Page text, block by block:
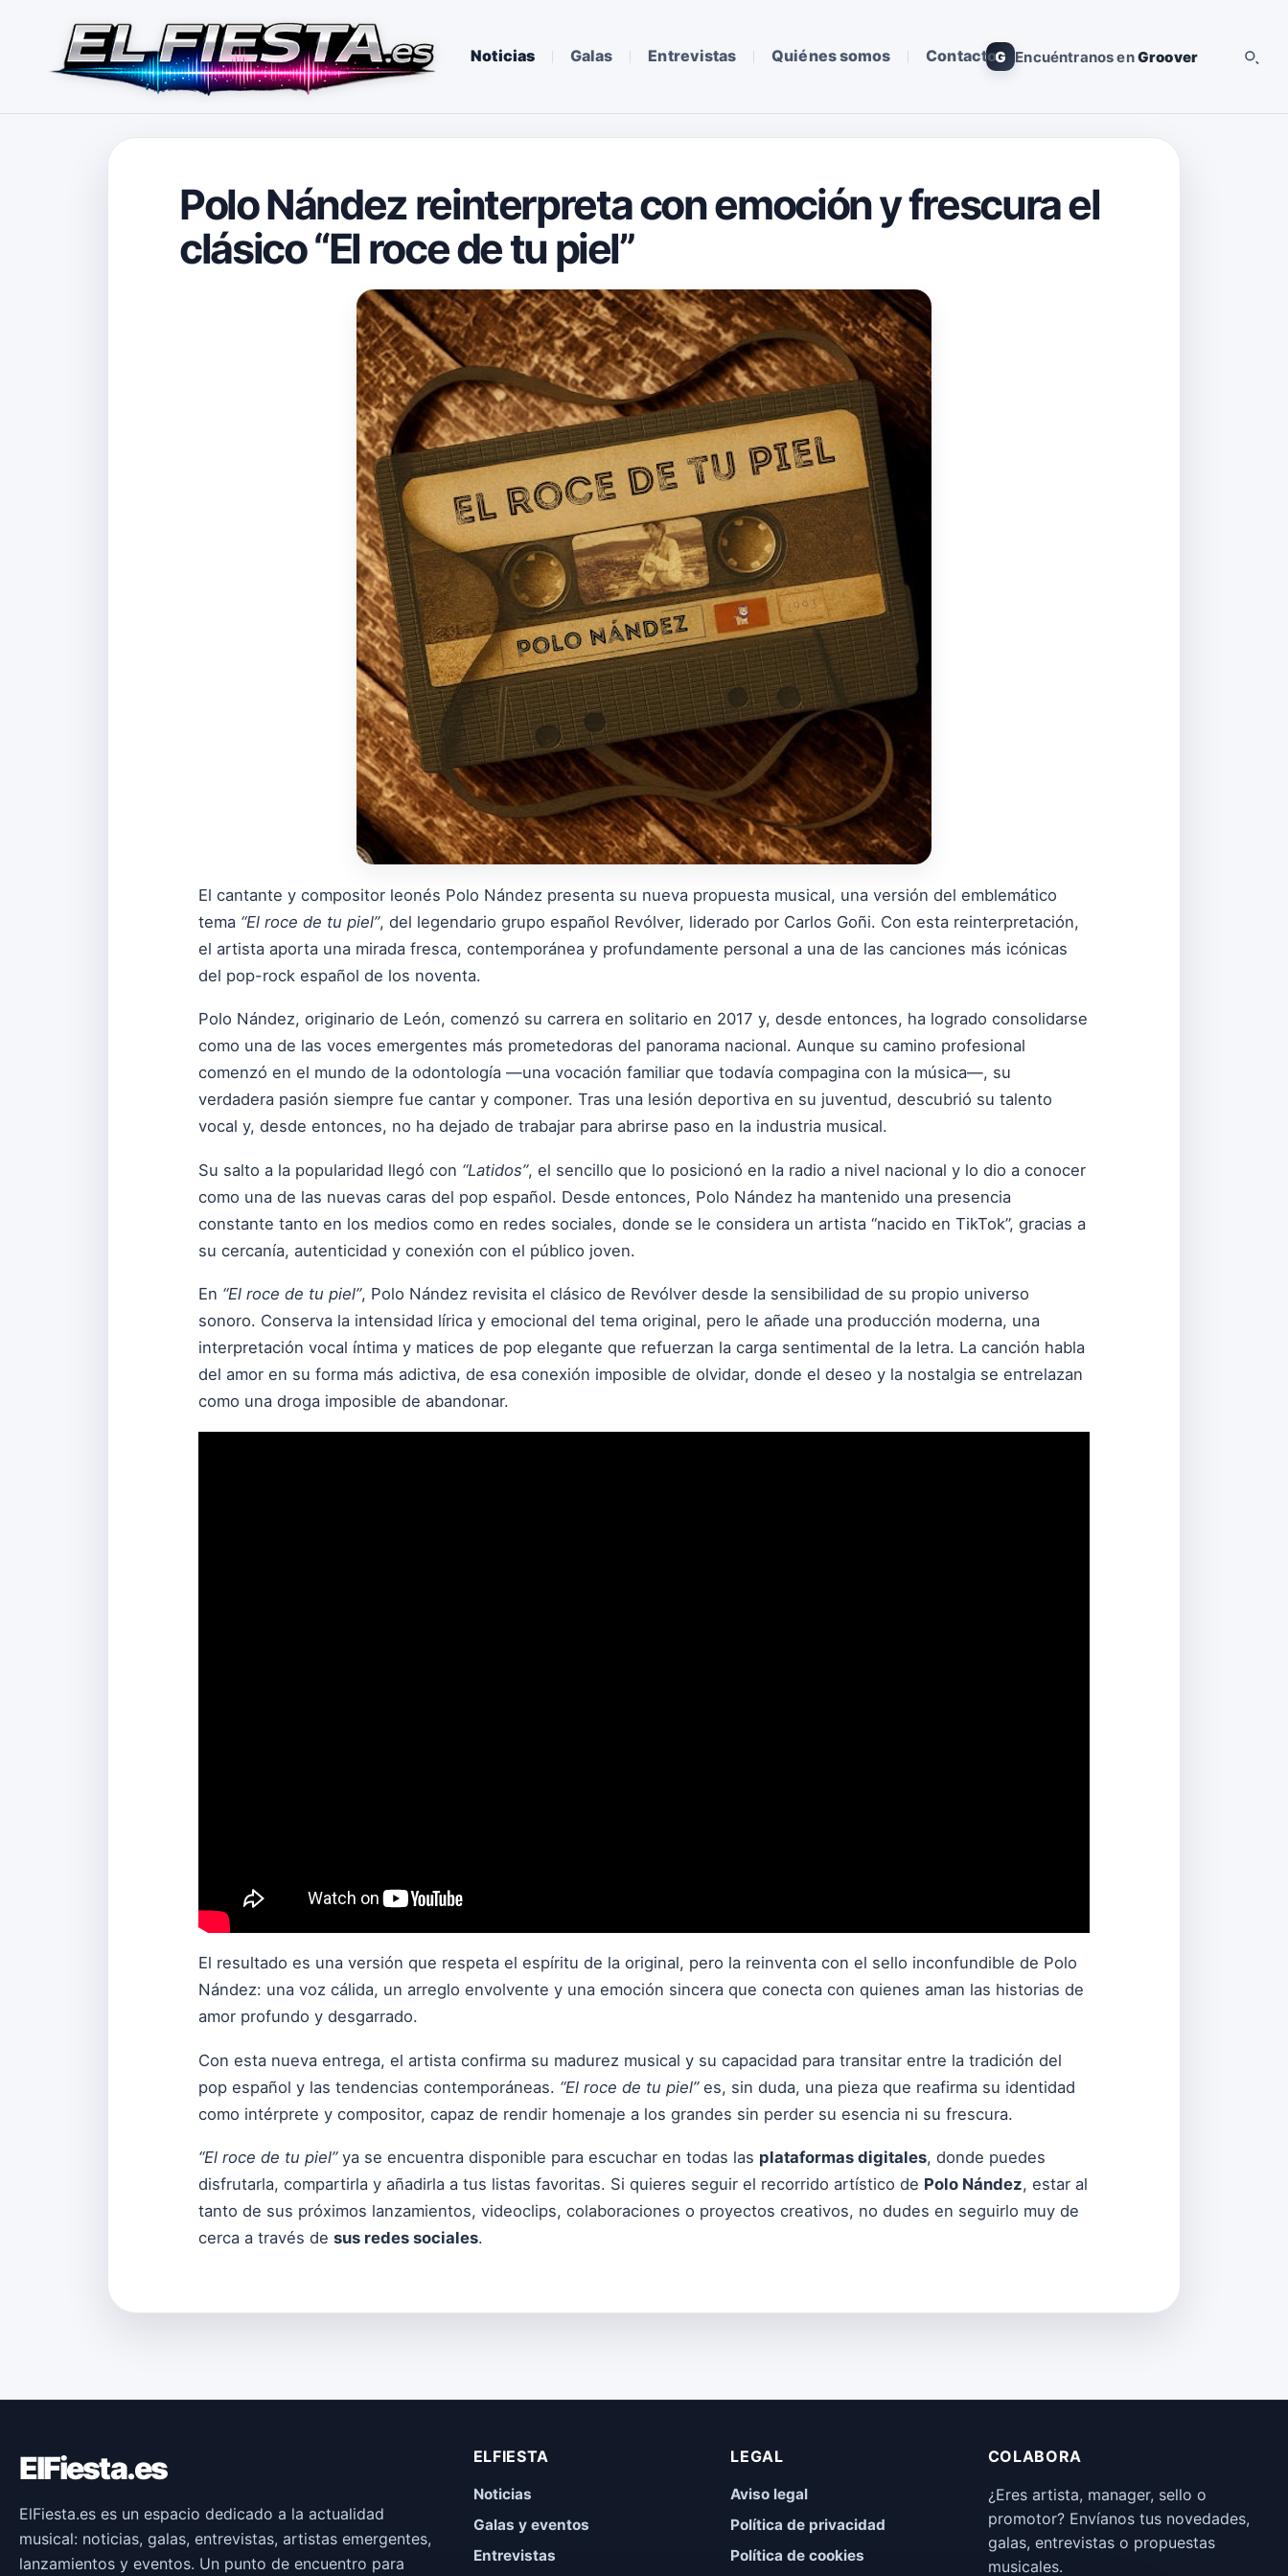
Noticias Galas Entrevistas Quiénes somos ContactoG Encuéntranos enGroover
Polo Nández reinterpreta con emoción y frescura el
clásico “El roce de tu piel”
El cantante y compositor leonés Polo Nández presenta su nueva propuesta musical, una versión del emblemático
tema “El roce de tu piel”, del legendario grupo español Revólver, liderado por Carlos Goñi. Con esta reinterpretación,
el artista aporta una mirada fresca, contemporánea y profundamente personal a una de las canciones más icónicas
del pop-rock español de los noventa.
Polo Nández, originario de León, comenzó su carrera en solitario en 2017 y, desde entonces, ha logrado consolidarse
como una de las voces emergentes más prometedoras del panorama nacional. Aunque su camino profesional
comenzó en el mundo de la odontología —una vocación familiar que todavía compagina con la música—, su
verdadera pasión siempre fue cantar y componer. Tras una lesión deportiva en su juventud, descubrió su talento
vocal y, desde entonces, no ha dejado de trabajar para abrirse paso en la industria musical.
Su salto a la popularidad llegó con “Latidos”, el sencillo que lo posicionó en la radio a nivel nacional y lo dio a conocer
como una de las nuevas caras del pop español. Desde entonces, Polo Nández ha mantenido una presencia
constante tanto en los medios como en redes sociales, donde se le considera un artista “nacido en TikTok”, gracias a
su cercanía, autenticidad y conexión con el público joven.
En “El roce de tu piel”, Polo Nández revisita el clásico de Revólver desde la sensibilidad de su propio universo
sonoro. Conserva la intensidad lírica y emocional del tema original, pero le añade una producción moderna, una
interpretación vocal íntima y matices de pop elegante que refuerzan la carga sentimental de la letra. La canción habla
del amor en su forma más adictiva, de esa conexión imposible de olvidar, donde el deseo y la nostalgia se entrelazan
como una droga imposible de abandonar.
El resultado es una versión que respeta el espíritu de la original, pero la reinventa con el sello inconfundible de Polo
Nández: una voz cálida, un arreglo envolvente y una emoción sincera que conecta con quienes aman las historias de
amor profundo y desgarrado.
Con esta nueva entrega, el artista confirma su madurez musical y su capacidad para transitar entre la tradición del
pop español y las tendencias contemporáneas. “El roce de tu piel”es, sin duda, una pieza que reafirma su identidad
como intérprete y compositor, capaz de rendir homenaje a los grandes sin perder su esencia ni su frescura.
“El roce de tu piel”ya se encuentra disponible para escuchar en todas las plataformas digitales, donde puedes
disfrutarla, compartirla y añadirla a tus listas favoritas. Si quieres seguir el recorrido artístico de Polo Nández, estar al
tanto de sus próximos lanzamientos, videoclips, colaboraciones o proyectos creativos, no dudes en seguirlo muy de
cerca a través de sus redes sociales.
ElFiesta.es
ElFiesta.es es un espacio dedicado a la actualidad
musical: noticias, galas, entrevistas, artistas emergentes,
lanzamientos y eventos. Un punto de encuentro para
ELFIESTA
Noticias
Galas y eventos
Entrevistas
LEGAL
Aviso legal
Política de privacidad
Política de cookies
COLABORA
¿Eres artista, manager, sello o
promotor? Envíanos tus novedades,
galas, entrevistas o propuestas
musicales.